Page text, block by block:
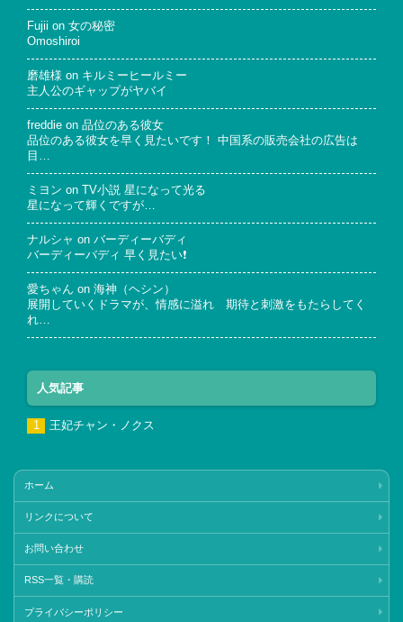
Fujii on 女の秘密
Omoshiroi
磨雄様 on キルミーヒールミー
主人公のギャップがヤバイ
freddie on 品位のある彼女
品位のある彼女を早く見たいです！ 中国系の販売会社の広告は
目…
ミヨン on
TV小説 星になって光る
星になって輝くですが…
ナルシャ on バーディーバディ
バーディーバディ 早く見たい❗
愛ちゃん on 海神（ヘシン）
展開していくドラマが、情感に溢れ 期待と刺激をもたらしてく
れ…
人気記事
王妃チャン・ノクス
ホーム
リンクについて
お問い合わせ
RSS一覧・購読
プライバシーポリシー